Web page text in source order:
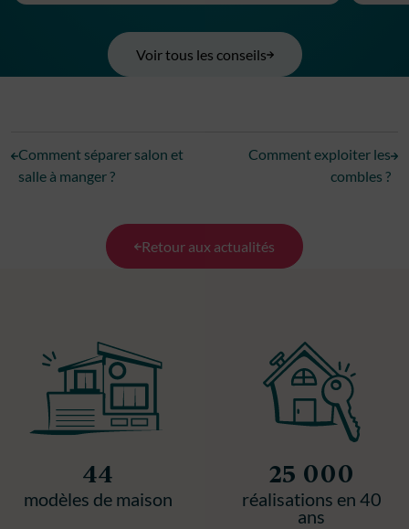
Voir tous les conseils
Comment séparer salon et
salle à manger ?
Comment exploiter les
combles ?
Retour aux actualités
44
modèles de maison
25 000
réalisations en 40
ans